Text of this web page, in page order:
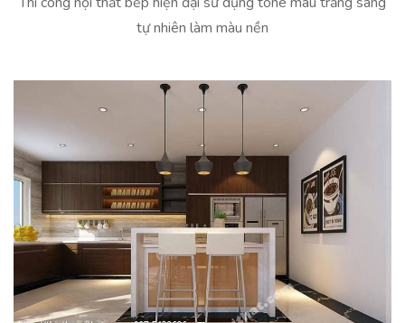
tự nhiên làm màu nền